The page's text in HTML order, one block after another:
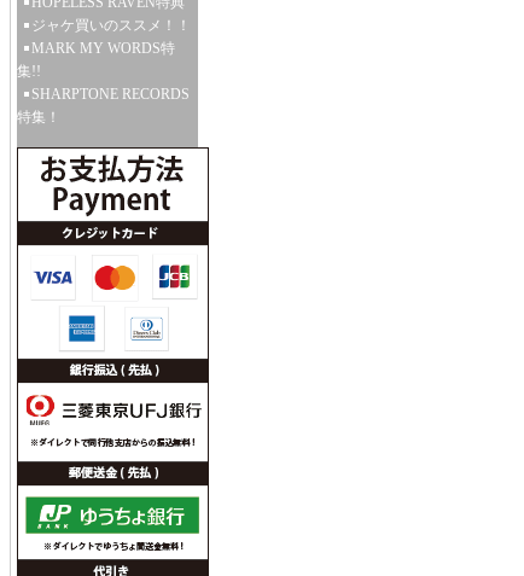
ジャケ買いのススメ！！
MARK MY WORDS特
集!!
SHARPTONE RECORDS
特集！